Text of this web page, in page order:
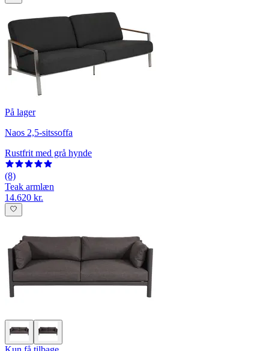
På lager
Naos 2,5-sitssoffa
Rustfrit med grå hynde
(8)
Teak armlæn
14.620 kr.